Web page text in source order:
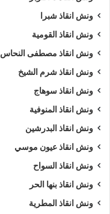
ونش انقاذ شبرا
ونش انقاذ القومية
ونش انقاذ مصطفى النحاس
ونش انقاذ شرم الشيخ
ونش انقاذ سوهاج
ونش انقاذ المنوفية
ونش انقاذ البدرشين
ونش انقاذ عيون موسي
ونش انقاذ السواح
ونش انقاذ بنها الحر
ونش انقاذ المطرية